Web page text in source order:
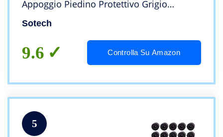
Appoggio Piedino Protettivo Grigio
Regolabile di SO-TECH
Sotech
9.6 Controlla Su Amazon
5